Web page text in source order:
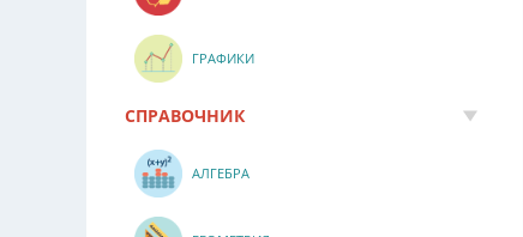
ГРАФИКИ
СПРАВОЧНИК
АЛГЕБРА